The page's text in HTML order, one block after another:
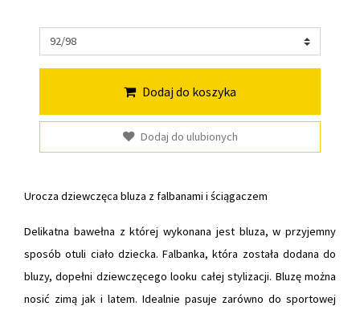
Dodaj do koszyka
Dodaj do ulubionych
Urocza dziewczęca bluza z falbanami i ściągaczem
Delikatna bawełna z której wykonana jest bluza, w przyjemny
sposób otuli ciało dziecka. Falbanka, która została dodana do
bluzy, dopełni dziewczęcego looku całej stylizacji. Bluzę można
nosić zimą jak i latem. Idealnie pasuje zarówno do sportowej